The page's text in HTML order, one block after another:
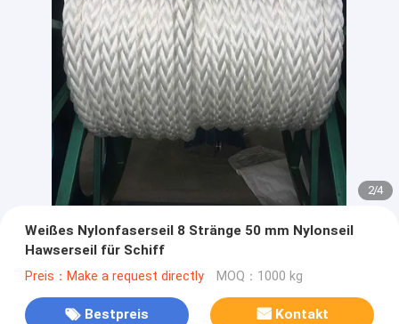
2/4
Weißes Nylonfaserseil 8 Stränge 50 mm Nylonseil
Hawserseil für Schiff
Preis：Make a request directly MOQ：1000 kg
Bestpreis Kontakt